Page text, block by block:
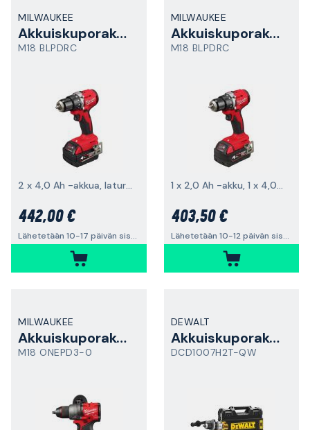
MILWAUKEE
Akkuiskuporakone
M18 BLPDRC
2 x 4,0 Ah -akkua, laturi ja laukku
442,00 €
Lähetetään 10-17 päivän sisällä
MILWAUKEE
Akkuiskuporakone
M18 BLPDRC
1 x 2,0 Ah -akku, 1 x 4,0 Ah -akku, laturi ja laukku
403,50 €
Lähetetään 10-12 päivän sisällä
MILWAUKEE
Akkuiskuporakone
M18 ONEPD3-0
DEWALT
Akkuiskuporakone
DCD1007H2T-QW